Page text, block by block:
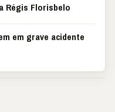
Régis Florisbelo
em grave acidente